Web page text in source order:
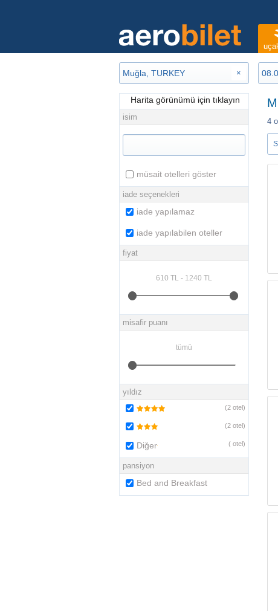
×
Harita görünümü için tıklayın
isim
müsait otelleri göster
iade seçenekleri
iade yapılamaz
iade yapılabilen oteller
fiyat
misafir puanı
yıldız
Diğer ( otel)
(2 otel)
(2 otel)
pansiyon
Bed and Breakfast
4